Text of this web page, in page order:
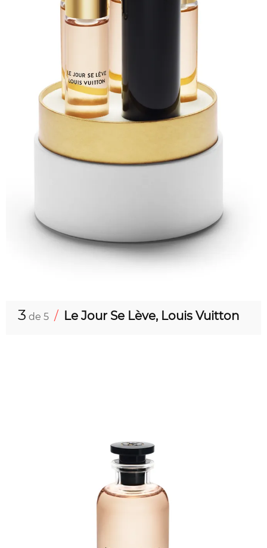
3 de 5 / Le Jour Se Lève, Louis Vuitton